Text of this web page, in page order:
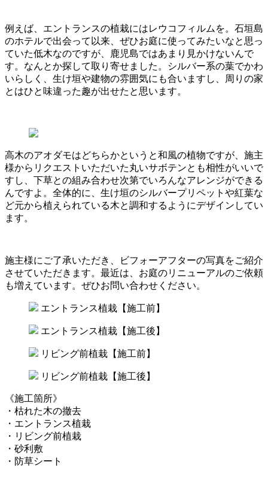
例えば、エントランスの植栽にはレウコフィルムを。石垣島
のホテルで出会って以来、ぜひお庭に使ってみたいなと思っ
ていた低木なのですが、鹿児島ではあまり見かけないんで
す。なんとか探して取り寄せました。シルバー系の葉でかわ
いらしく、生け垣や建物の雰囲気にも合いますし、周りの家
とはひと味違った趣が出せたと思います。
高木のアオダモはどちらかというと和風の植物ですが、施主
様からリクエストいただいた丸いサボテンとも相性がいいで
すし、下草との組み合わせ次第でいろんなアレンジができる
んですよ。全体的に、生け垣のシルバープリペットや紅葉な
ど元から植えられている木と調和するようにデザインしてい
ます。
施主様にご了承いただき、ビフォーアフターの写真をご紹介
させていただきます。最近は、お庭のリニューアルのご依頼
も増えています。ぜひお問い合わせください。
エントランス植栽【施工前】
エントランス植栽【施工後】
リビング前植栽【施工前】
リビング前植栽【施工後】
《施工箇所》
・枯れた木の撤去
・エントランス植栽
・リビング前植栽
・砂利敷
・防草シート